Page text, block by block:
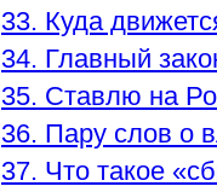
33. Куда
34. Главный
35. Ставлю на
36. Пару слов о
37. Что такое